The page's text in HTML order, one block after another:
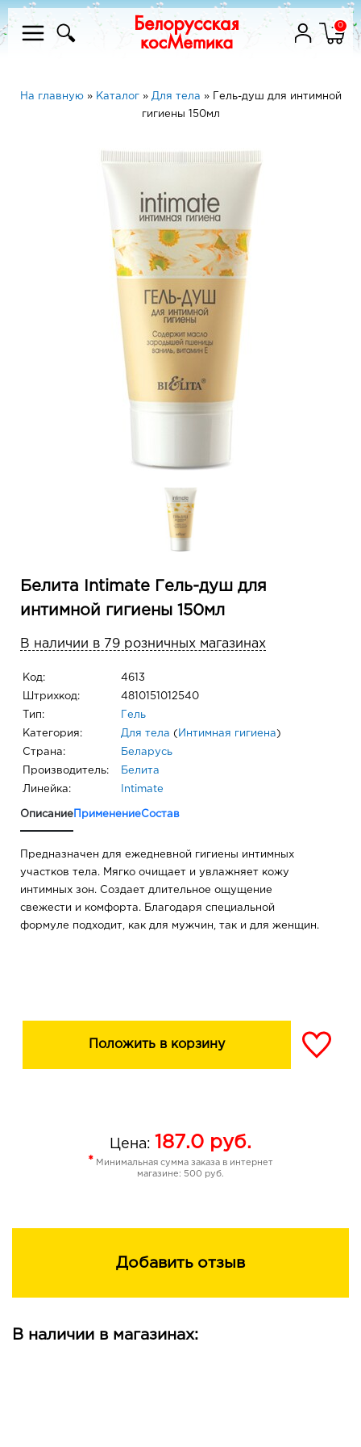
0
На главную» Каталог» Для тела »
Гель-душ для интимной
гигиены 150мл
Белита Intimate Гель-душ для
интимной гигиены 150мл
В наличии в 79 розничных магазинах
Код: 4613
Штрихкод: 4810151012540
Тип: Гель
Категория: Для тела ( Интимная гигиена )
Страна: Беларусь
Производитель: Белита
Линейка: Intimate
Описание ПрименениеСостав
Предназначен для ежедневной гигиены интимных
участков тела. Мягко очищает и увлажняет кожу
интимных зон. Создает длительное ощущение
свежести и комфорта. Благодаря специальной
формуле подходит, как для мужчин, так и для женщин.
Положить в корзину
Цена: 187.0 руб.
* Минимальная сумма заказа в интернет
магазине: 500 руб.
Добавить отзыв
В наличии в магазинах: